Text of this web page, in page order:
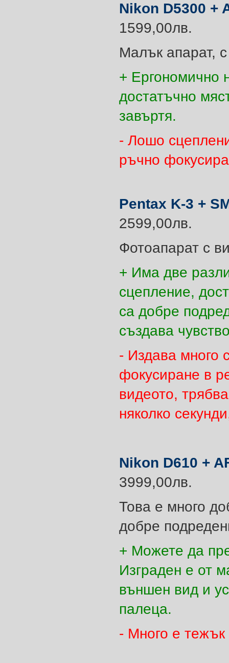
Nikon D5300 +
1599,00лв.
Малък апарат,
+ Ергономично
достатъчно
завъртя.
- Лошо
ръчно
Pentax K-3 +
2599,00лв.
Фотоапарат с
+ Има две
сцепление,
са добре
създава
- Издава много
фокусиране в
видеото,
няколко
Nikon D610 +
3999,00лв.
Това е много
добре
+ Можете да
Изграден е от
външен вид и
палеца.
- Много е тежък